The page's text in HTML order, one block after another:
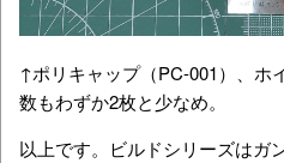
↑ポリキャップ（PC-001）、ホ
数もわずか2枚と少なめ。
以上です。ビルドシリーズはガ